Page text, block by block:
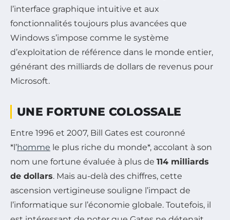
l’interface graphique intuitive et aux
fonctionnalités toujours plus avancées que
Windows s’impose comme le système
d’exploitation de référence dans le monde entier,
générant des milliards de dollars de revenus pour
Microsoft.
UNE FORTUNE COLOSSALE
Entre 1996 et 2007, Bill Gates est couronné
*l’homme le plus riche du monde*, accolant à son
nom une fortune évaluée à plus de 114 milliards
de dollars. Mais au-delà des chiffres, cette
ascension vertigineuse souligne l’impact de
l’informatique sur l’économie globale. Toutefois, il